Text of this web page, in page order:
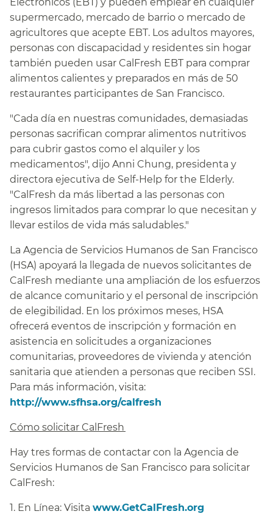
supermercado, mercado de barrio o mercado de
agricultores que acepte EBT. Los adultos mayores,
personas con discapacidad y residentes sin hogar
también pueden usar CalFresh EBT para comprar
alimentos calientes y preparados en más de 50
restaurantes participantes de San Francisco.​​
"Cada día en nuestras comunidades, demasiadas
personas sacrifican comprar alimentos nutritivos
para cubrir gastos como el alquiler y los
medicamentos", dijo Anni Chung, presidenta y
directora ejecutiva de Self-Help for the Elderly.
"CalFresh da más libertad a las personas con
ingresos limitados para comprar lo que necesitan y
llevar estilos de vida más saludables."​​
La Agencia de Servicios Humanos de San Francisco
(HSA) apoyará la llegada de nuevos solicitantes de
CalFresh mediante una ampliación de los esfuerzos
de alcance comunitario y el personal de inscripción
de elegibilidad. En los próximos meses, HSA
ofrecerá eventos de inscripción y formación en
asistencia en solicitudes a organizaciones
comunitarias, proveedores de vivienda y atención
sanitaria que atienden a personas que reciben SSI.
Para más información, visita:
http://www.sfhsa.org/calfresh
Cómo solicitar CalFresh​​
Hay tres formas de contactar con la Agencia de
Servicios Humanos de San Francisco para solicitar
CalFresh:​​
1. En Línea: Visita www.GetCalFresh.org